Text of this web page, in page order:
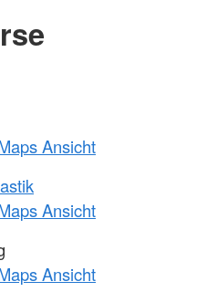
Ansicht
Ansicht
Ansicht